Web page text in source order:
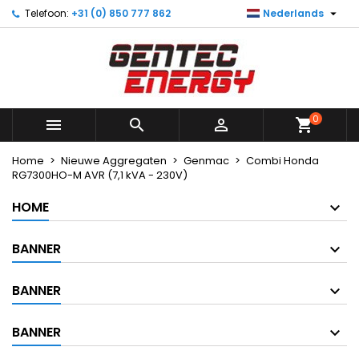
Telefoon: +31 (0) 850 777 862 Nederlands 
   shopping_cart0
Home Nieuwe Aggregaten Genmac
Combi Honda
RG7300HO-M AVR (7,1 kVA - 230V)
HOME
BANNER
BANNER
BANNER
Mijn verlanglijst ×
Maak nieuwe lijst
Maak een verlanglijst ×
Verlanglijst naam
Annuleren Maak een verlanglijst
Inloggen ×
U moet ingelogd zijn om producten in uw verlanglijst
Inloggen